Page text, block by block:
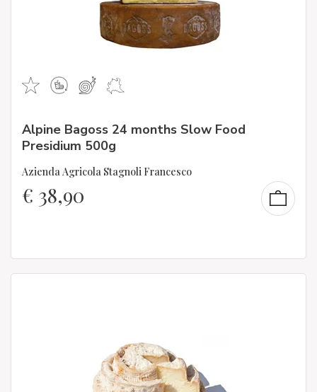
Alpine Bagoss 24 months Slow Food
Presidium 500g
Azienda Agricola Stagnoli Francesco
€ 38,90